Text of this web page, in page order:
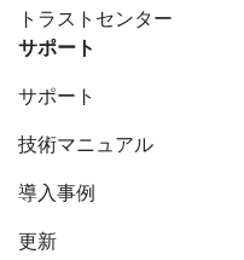
トラストセンター
サポート
サポート
技術マニュアル
導入事例
更新